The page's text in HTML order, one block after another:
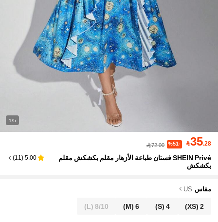
1/5
35.28
%51-
72.00
SHEIN Privé فستان طباعة الأزهار مقلم بكشكش مقلم
بكشكش
5.00
(
11
)
مقاس US
2
(XS)
4
(S)
6
(M)
8/10
(L)